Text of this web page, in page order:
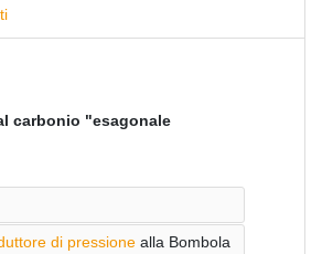
carbonio "esagonale
di pressione alla Bombola